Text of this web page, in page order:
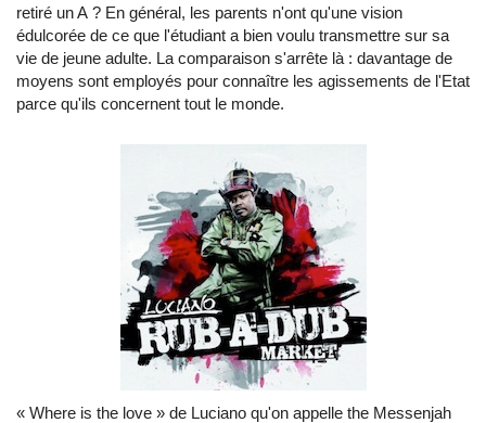
retiré un A ? En général, les parents n'ont qu'une vision
édulcorée de ce que l'étudiant a bien voulu transmettre sur sa
vie de jeune adulte. La comparaison s'arrête là : davantage de
moyens sont employés pour connaître les agissements de l'Etat
parce qu'ils concernent tout le monde.
« Where is the love » de Luciano qu'on appelle the Messenjah